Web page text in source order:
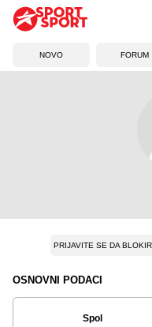
NOVO FORUM
PRIJAVITE SE DA
OSNOVNI PODACI
Spol